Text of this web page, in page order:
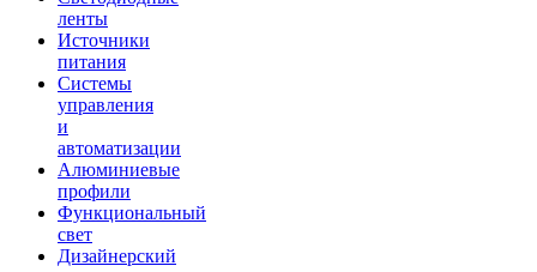
ленты
Источники
питания
Системы
управления
и
автоматизации
Алюминиевые
профили
Функциональный
свет
Дизайнерский